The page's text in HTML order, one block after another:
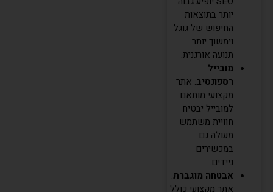
יותר בתוצאות
החיפוש של גוגל
וימשוך יותר
תנועה אורגנית.
מובייל
רספונסיב: אתר
מקצועי מותאם
למובייל יבטיח
חוויית משתמש
מעולה גם
במכשירים
ניידים.
אבטחה מוגברת:
אתר מקצועי כולל